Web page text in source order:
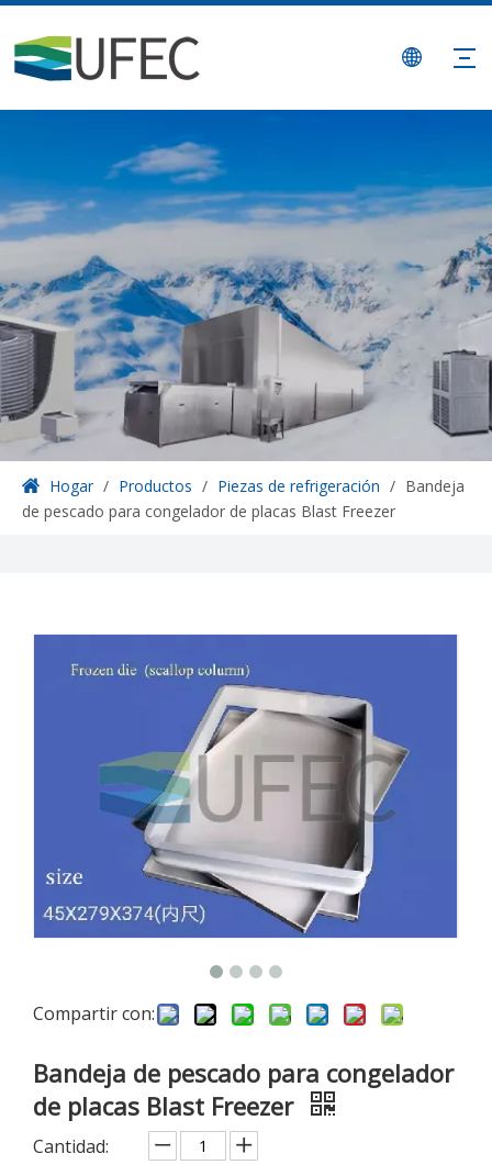
Hogar / Productos / Piezas de refrigeración / Bandeja
de pescado para congelador de placas Blast Freezer
Compartir con:
Bandeja de pescado para congelador
de placas Blast Freezer
Cantidad: